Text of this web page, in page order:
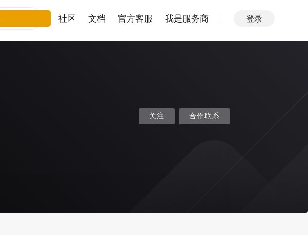
社区 文档 官方客服 我是服务商 登录
关注 合作联系